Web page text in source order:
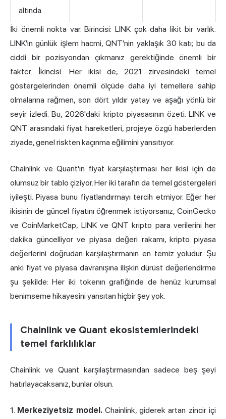
altında
İki önemli nokta var. Birincisi: LINK çok daha likit bir varlık.
LINK'in günlük işlem hacmi, QNT'nin yaklaşık 30 katı; bu da
ciddi bir pozisyondan çıkmanız gerektiğinde önemli bir
faktör. İkincisi: Her ikisi de, 2021 zirvesindeki temel
göstergelerinden önemli ölçüde daha iyi temellere sahip
olmalarına rağmen, son dört yıldır yatay ve aşağı yönlü bir
seyir izledi. Bu, 2026'daki kripto piyasasının özeti. LINK ve
QNT arasındaki fiyat hareketleri, projeye özgü haberlerden
ziyade, genel riskten kaçınma eğilimini yansıtıyor.
Chainlink ve Quant'ın fiyat karşılaştırması her ikisi için de
olumsuz bir tablo çiziyor. Her iki tarafın da temel göstergeleri
iyileşti. Piyasa bunu fiyatlandırmayı tercih etmiyor. Eğer her
ikisinin de güncel fiyatını öğrenmek istiyorsanız, CoinGecko
ve CoinMarketCap, LINK ve QNT kripto para verilerini her
dakika güncelliyor ve piyasa değeri rakamı, kripto piyasa
değerlerini doğrudan karşılaştırmanın en temiz yoludur. Şu
anki fiyat ve piyasa davranışına ilişkin dürüst değerlendirme
şu şekilde: Her iki tokenın grafiğinde de henüz kurumsal
benimseme hikayesini yansıtan hiçbir şey yok.
Chainlink ve Quant ekosistemlerindeki
temel farklılıklar
Chainlink ve Quant karşılaştırmasından sadece beş şeyi
hatırlayacaksanız, bunlar olsun.
1. Merkeziyetsiz model.Chainlink, giderek artan zincir içi